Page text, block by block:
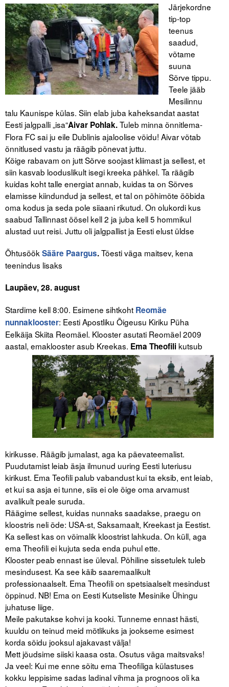
Järjekordne
tip-top
teenus
saadud,
võtame
suuna
Sõrve tippu.
Teele jääb
Mesilinnu
talu Kaunispe külas. Siin elab juba kaheksandat aastat
Eesti jalgpalli „isa“Aivar Pohlak.Tuleb minna õnnitlema-
Flora FC sai ju eile Dublinis ajaloolise võidu! Aivar võtab
õnnitlused vastu ja räägib põnevat juttu.
Kõige rabavam on jutt Sõrve soojast kliimast ja sellest, et
siin kasvab looduslikult isegi kreeka pähkel. Ta räägib
kuidas koht talle energiat annab, kuidas ta on Sõrves
elamisse kiindundud ja sellest, et tal on põhimõte ööbida
oma kodus ja seda pole siiaani rikutud. On olukordi kus
saabud Tallinnast öösel kell 2 ja juba kell 5 hommikul
alustad uut reisi. Juttu oli jalgpallist ja Eesti elust üldse
Õhtusöök Sääre Paargus.Tõesti väga maitsev, kena
teenindus lisaks
Laupäev, 28. august
Stardime kell 8:00. Esimene sihtkoht Reomäe
nunnaklooster: Eesti Apostliku Õigeusu Kiriku Püha
Eelkäija Skiita Reomäel. Klooster asutati Reomäel 2009
aastal, emaklooster asub Kreekas. Ema Theofilikutsub
kirikusse. Räägib jumalast, aga ka päevateemalist.
Puudutamist leiab äsja ilmunud uuring Eesti luteriusu
kirikust. Ema Teofili palub vabandust kui ta eksib, ent leiab,
et kui sa asja ei tunne, siis ei ole õige oma arvamust
avalikult peale suruda.
Räägime sellest, kuidas nunnaks saadakse, praegu on
kloostris neli õde: USA-st, Saksamaalt, Kreekast ja Eestist.
Ka sellest kas on võimalik kloostrist lahkuda. On küll, aga
ema Theofili ei kujuta seda enda puhul ette.
Klooster peab ennast ise üleval. Põhiline sissetulek tuleb
mesindusest. Ka see käib saaremaalikult
professionaalselt. Ema Theofili on spetsiaalselt mesindust
õppinud. NB! Ema on Eesti Kutseliste Mesinike Ühingu
juhatuse liige.
Meile pakutakse kohvi ja kooki. Tunneme ennast hästi,
kuuldu on teinud meid mõtlikuks ja jookseme esimest
korda sõidu jooksul ajakavast välja!
Mett jõudsime siiski kaasa osta. Osutus väga maitsvaks!
Ja veel: Kui me enne sõitu ema Theofiliga külastuses
kokku leppisime sadas ladinal vihma ja prognoos oli ka